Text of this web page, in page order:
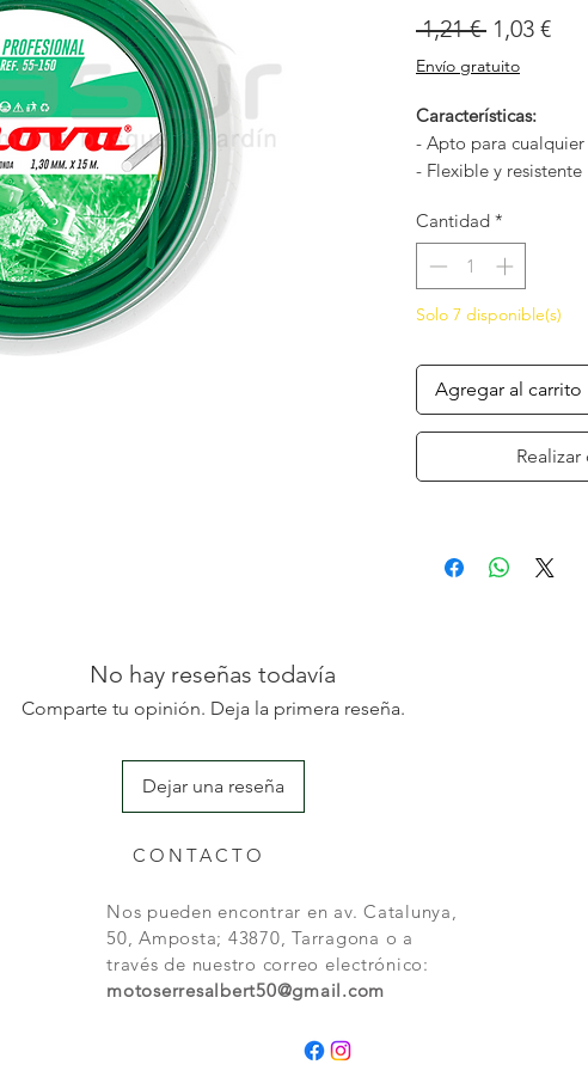
1,21 € Precio
1,03 €
Envío gratuito
Características:
- Apto para cualquier
- Flexible y resistente
- Cualquier tipo de
- Uso en cualquier
(manual, semi-
Cantidad *
Solo 7 disponible(s)
Agregar al carrito
No hay reseñas todavía
Comparte tu opinión. Deja la primera reseña.
Dejar una reseña
CONTACTO
Nos pueden encontrar en av. Catalunya,
50, Amposta; 43870, Tarragona o a
través de nuestro correo electrónico:
motoserresalbert50@gmail.com